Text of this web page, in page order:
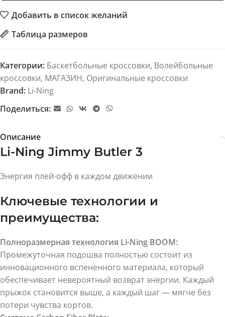
Добавить в список желаний
Таблица размеров
Категории: Баскетбольные кроссовки, Волейбольные
кроссовки, МАГАЗИН, Оригинальные кроссовки
Brand: Li-Ning
Поделиться:
Описание
Li-Ning Jimmy Butler 3
Энергия плей-офф в каждом движении
Ключевые технологии и
преимущества:
Полноразмерная технология Li-Ning BOOM:
Промежуточная подошва полностью состоит из
инновационного вспененного материала, который
обеспечивает невероятный возврат энергии. Каждый
прыжок становится выше, а каждый шаг — мягче без
потери чувства кортов.